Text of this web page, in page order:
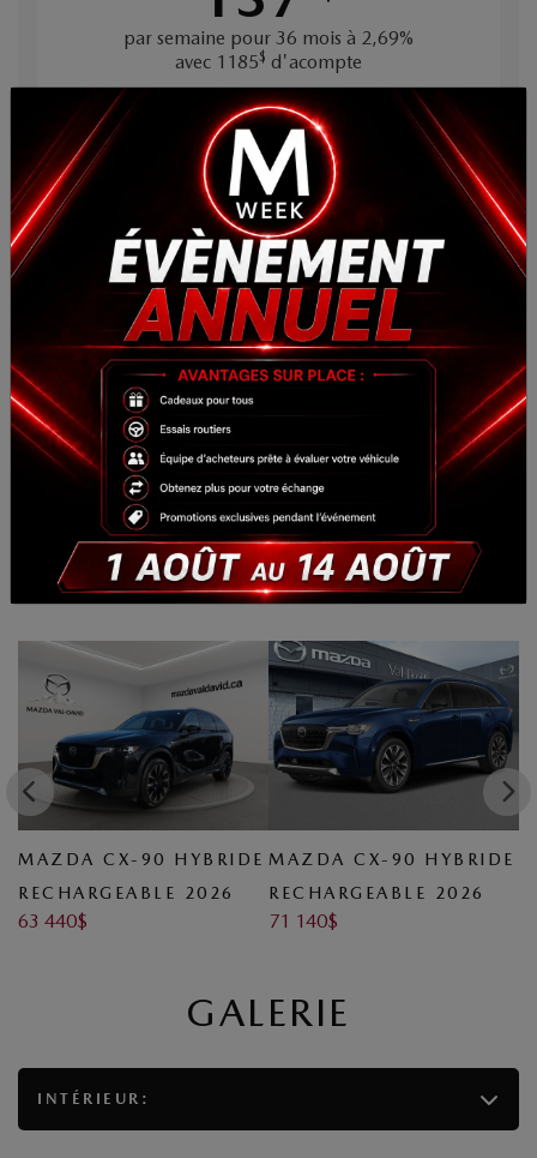
MAZDA CX-90 HYBRIDE
RECHARGEABLE 2026 EN
INVENTAIRE
MAZDA CX-90 HYBRIDE
RECHARGEABLE 2026
63 440$
MAZDA CX-90 HYBRIDE
RECHARGEABLE 2026
71 140$
GALERIE
INTÉRIEUR:
par semaine pour 36 mois à 2,69%
avec 1185$ d'acompte
Prix de détail
50 979
* Photo à titre indicatif seulement. Certaines conditions s'appliquent.
PROFITEZ DE L'OFFRE